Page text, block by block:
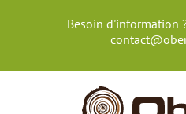
Besoin d'information